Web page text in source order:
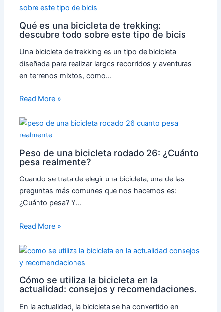
Qué es una bicicleta de trekking:
descubre todo sobre este tipo de bicis
Una bicicleta de trekking es un tipo de bicicleta
diseñada para realizar largos recorridos y aventuras
en terrenos mixtos, como…
Read More »
Peso de una bicicleta rodado 26: ¿Cuánto
pesa realmente?
Cuando se trata de elegir una bicicleta, una de las
preguntas más comunes que nos hacemos es:
¿Cuánto pesa? Y…
Read More »
Cómo se utiliza la bicicleta en la
actualidad: consejos y recomendaciones.
En la actualidad, la bicicleta se ha convertido en